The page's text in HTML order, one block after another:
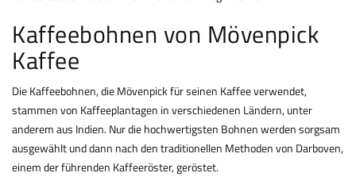
Kaffeebohnen von Mövenpick
Kaffee
Die Kaffeebohnen, die Mövenpick für seinen Kaffee verwendet,
stammen von Kaffeeplantagen in verschiedenen Ländern, unter
anderem aus Indien. Nur die hochwertigsten Bohnen werden sorgsam
ausgewählt und dann nach den traditionellen Methoden von Darboven,
einem der führenden Kaffeeröster, geröstet.